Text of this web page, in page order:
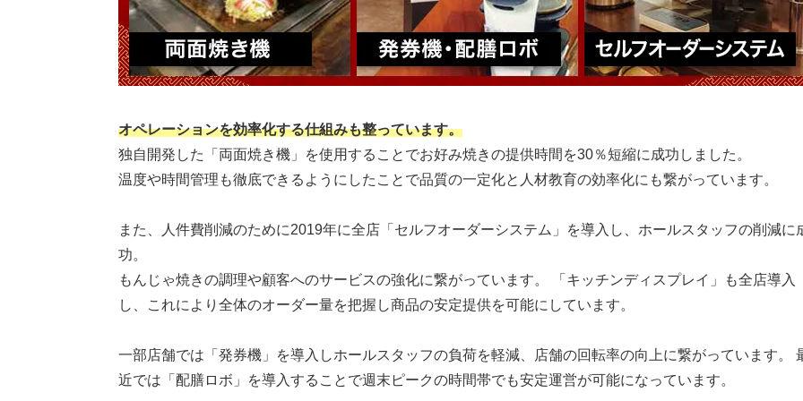
オペレーションを効率化する仕組みも整っています。
独自開発した「両面焼き機」を使用することでお好み焼きの提供時間を30％短縮に成功しました。
温度や時間管理も徹底できるようにしたことで品質の一定化と人材教育の効率化にも繋がっています。
また、人件費削減のために2019年に全店「セルフオーダーシステム」を導入し、ホールスタッフの削減に
功。
もんじゃ焼きの調理や顧客へのサービスの強化に繋がっています。 「キッチンディスプレイ」も全店導入
し、これにより全体のオーダー量を把握し商品の安定提供を可能にしています。
一部店舗では「発券機」を導入しホールスタッフの負荷を軽減、店舗の回転率の向上に繋がっています。
近では「配膳ロボ」を導入することで週末ピークの時間帯でも安定運営が可能になっています。